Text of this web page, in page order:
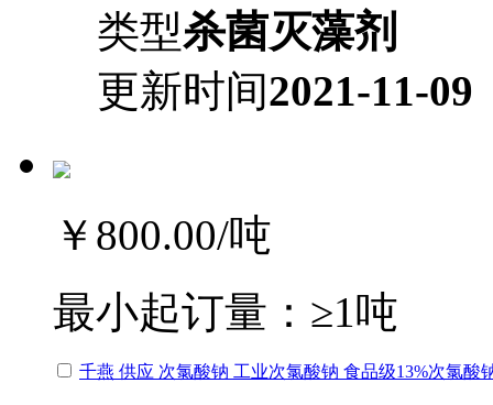
类型杀菌灭藻剂
更新时间2021-11-09
￥800.00/吨
最小起订量： ≥1吨
千燕 供应 次氯酸钠 工业次氯酸钠 食品级13%次氯酸